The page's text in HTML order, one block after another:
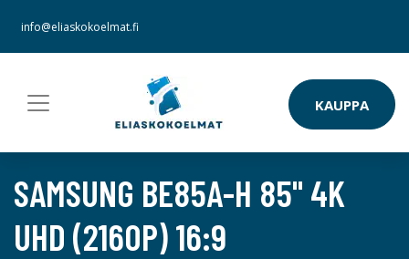
info@eliaskokoelmat.fi
KAUPPA
SAMSUNG BE85A-H 85" 4K
UHD (2160P) 16:9